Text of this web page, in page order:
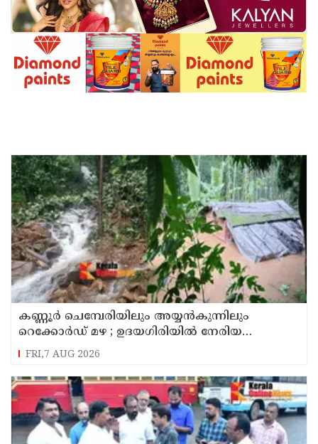
കണ്ണൂർ ചെമ്പേരിയിലും അയ്യൻകുന്നിലും
റെക്കോർഡ് മഴ ; ഉദയഗിരിയിൽ നേരിയ
ഉരുൾപൊട്ടൽ; 13 പേരെ ക്യാമ്പിലേക്ക് മാറ്റി
FRI,7 AUG 2026